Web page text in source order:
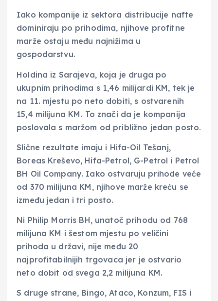
Iako kompanije iz sektora distribucije nafte
dominiraju po prihodima, njihove profitne
marže ostaju među najnižima u
gospodarstvu.
Holdina iz Sarajeva, koja je druga po
ukupnim prihodima s 1,46 milijardi KM, tek je
na 11. mjestu po neto dobiti, s ostvarenih
15,4 milijuna KM. To znači da je kompanija
poslovala s maržom od približno jedan posto.
Slične rezultate imaju i Hifa-Oil Tešanj,
Boreas Kreševo, Hifa-Petrol, G-Petrol i Petrol
BH Oil Company. Iako ostvaruju prihode veće
od 370 milijuna KM, njihove marže kreću se
između jedan i tri posto.
Ni Philip Morris BH, unatoč prihodu od 768
milijuna KM i šestom mjestu po veličini
prihoda u državi, nije među 20
najprofitabilnijih trgovaca jer je ostvario
neto dobit od svega 2,2 milijuna KM.
S druge strane, Bingo, Ataco, Konzum, FIS i